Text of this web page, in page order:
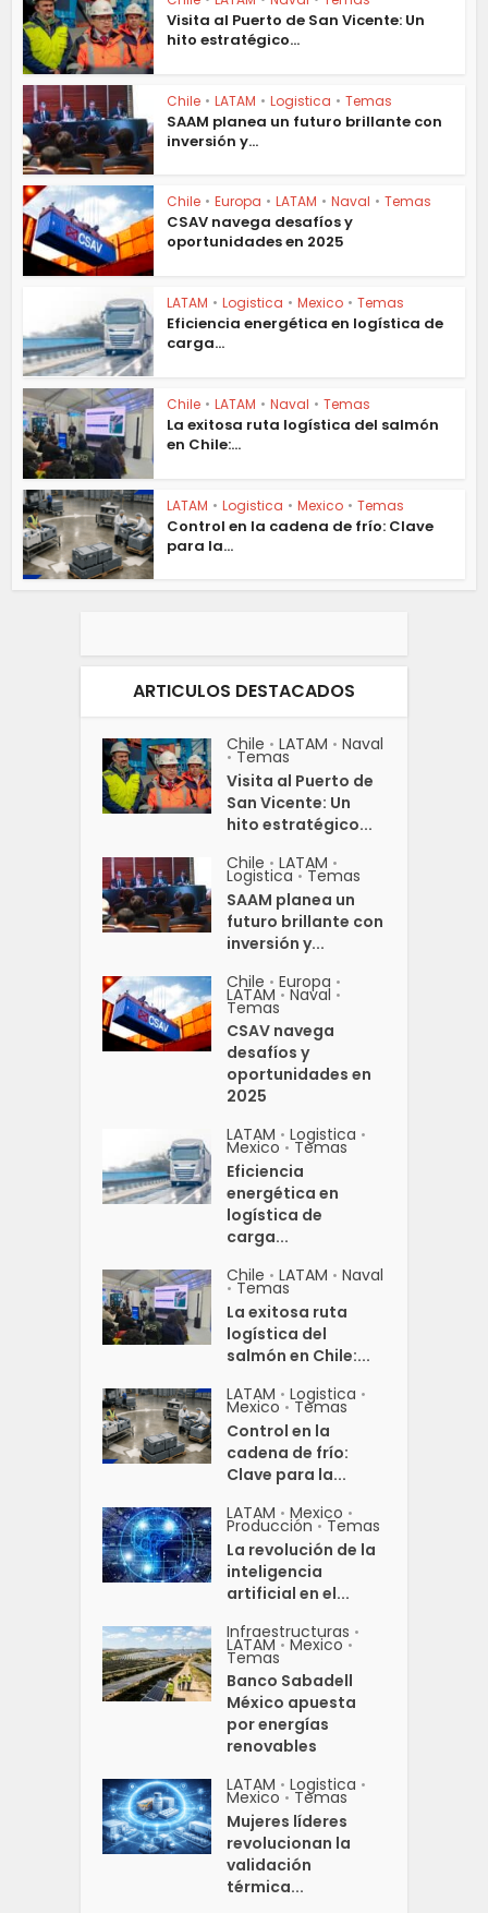
Visita al Puerto de San Vicente: Un
hito estratégico...
Chile • LATAM • Logistica • Temas
SAAM planea un futuro brillante con
inversión y...
Chile • Europa • LATAM • Naval • Temas
CSAV navega desafíos y
oportunidades en 2025
LATAM • Logistica • Mexico • Temas
Eficiencia energética en logística de
carga...
Chile • LATAM • Naval • Temas
La exitosa ruta logística del salmón
en Chile:...
LATAM • Logistica • Mexico • Temas
Control en la cadena de frío: Clave
para la...
ARTICULOS DESTACADOS
Chile • LATAM • Naval
• Temas
Visita al Puerto de
San Vicente: Un
hito estratégico...
Chile • LATAM •
Logistica • Temas
SAAM planea un
futuro brillante con
inversión y...
Chile • Europa •
LATAM • Naval •
Temas
CSAV navega
desafíos y
oportunidades en
2025
LATAM • Logistica •
Mexico • Temas
Eficiencia
energética en
logística de
carga...
Chile • LATAM • Naval
• Temas
La exitosa ruta
logística del
salmón en Chile:...
LATAM • Logistica •
Mexico • Temas
Control en la
cadena de frío:
Clave para la...
LATAM • Mexico •
Producción • Temas
La revolución de la
inteligencia
artificial en el...
Infraestructuras •
LATAM • Mexico •
Temas
Banco Sabadell
México apuesta
por energías
renovables
LATAM • Logistica •
Mexico • Temas
Mujeres líderes
revolucionan la
validación
térmica...